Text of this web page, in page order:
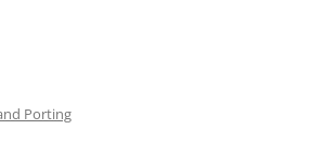
Porting